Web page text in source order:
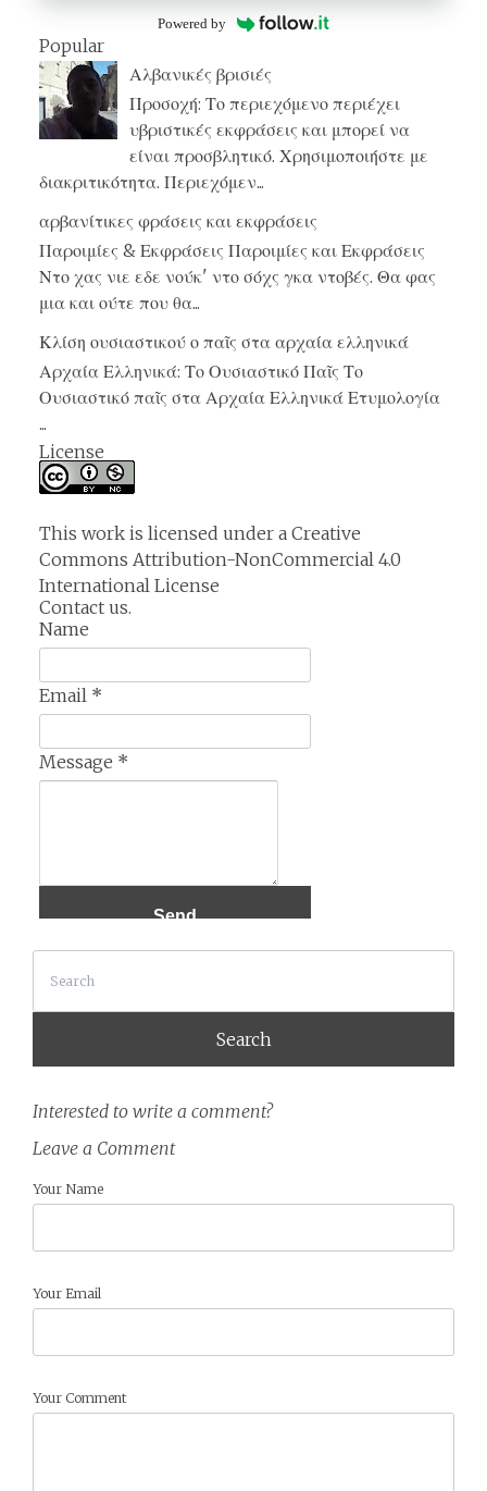
Powered by
Popular
Αλβανικές βρισιές
Προσοχή: Το περιεχόμενο περιέχει
υβριστικές εκφράσεις και μπορεί να
είναι προσβλητικό. Χρησιμοποιήστε με
διακριτικότητα. Περιεχόμεν...
αρβανίτικες φράσεις και εκφράσεις
Παροιμίες & Εκφράσεις Παροιμίες και Εκφράσεις
Ντο χας νιε εδε νούκ' ντο σόχς γκα ντοβές. Θα φας
μια και ούτε που θα...
Κλίση ουσιαστικού ο παῖς στα αρχαία ελληνικά
Αρχαία Ελληνικά: Το Ουσιαστικό Παῖς Το
Ουσιαστικό παῖς στα Αρχαία Ελληνικά Ετυμολογία
...
License
This work is licensed under a Creative
Commons Attribution-NonCommercial 4.0
International License
Contact us.
Name
Email *
Message *
Interested to write a comment?
Leave a Comment
Your Name
Your Email
Your Comment